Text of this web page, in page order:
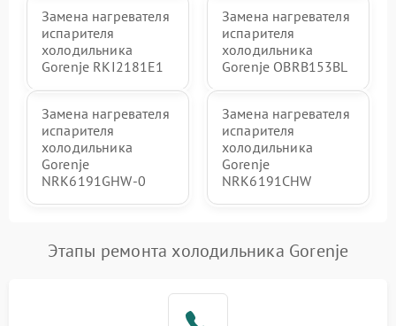
Замена нагревателя
испарителя
холодильника
Gorenje RKI2181E1
Замена нагревателя
испарителя
холодильника
Gorenje OBRB153BL
Замена нагревателя
испарителя
холодильника
Gorenje
NRK6191GHW-0
Замена нагревателя
испарителя
холодильника
Gorenje
NRK6191CHW
Этапы ремонта холодильника Gorenje